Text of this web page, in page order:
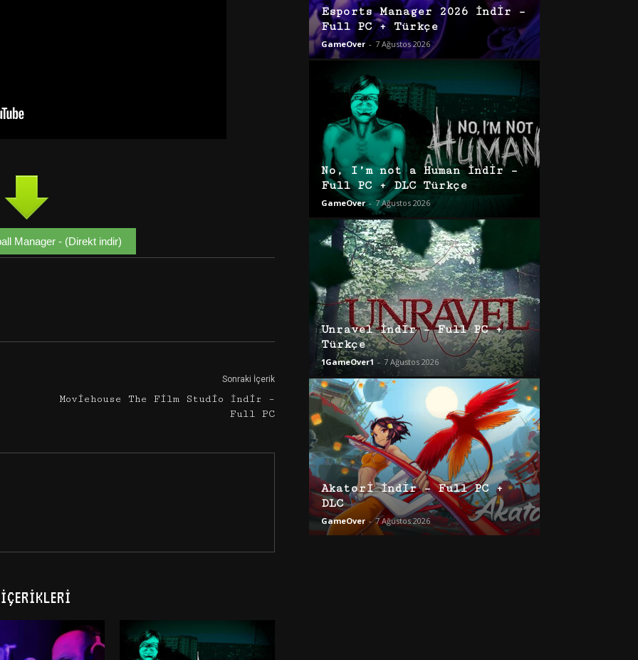
Manager - (Direkt indir)
Sonraki İçerik
Moviehouse The Film Studio İndir –
Full PC
Esports Manager 2026 İndir –
Full PC + Türkçe
GameOver - 7 Ağustos 2026
No, I’m not a Human İndir –
Full PC + DLC Türkçe
GameOver - 7 Ağustos 2026
Unravel İndir – Full PC +
Türkçe
1GameOver1 - 7 Ağustos 2026
Akatori İndir – Full PC +
DLC
GameOver - 7 Ağustos 2026